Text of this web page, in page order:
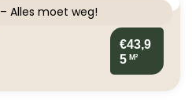
Alles moet weg!
€43,9
5 M²